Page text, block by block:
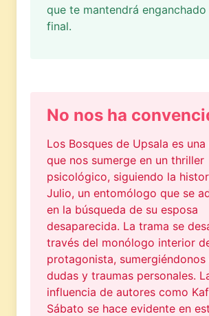
que te mantendrá enganchado
final.
No nos ha
Los Bosques de Upsala es una
que nos sumerge en un thriller
psicológico, siguiendo la
Julio, un entomólogo que se
en la búsqueda de su esposa
desaparecida. La trama se
través del monólogo interior
protagonista, sumergiéndonos
dudas y traumas personales.
influencia de autores como
Sábato se hace evidente en